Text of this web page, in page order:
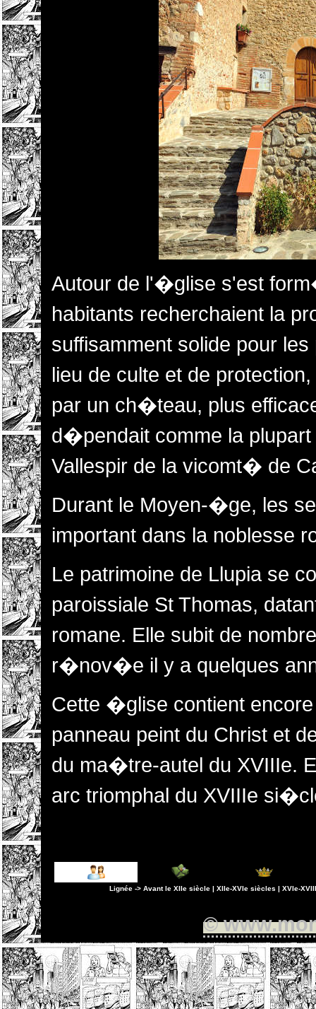
Autour de l'�glise s'est
habitants recherchaient la
suffisamment solide pour
lieu de culte et de
par un ch�teau, plus
d�pendait comme la
Vallespir de la vicomt� de
Durant le Moyen-�ge, les
important dans la noblesse
Le patrimoine de Llupia se
paroissiale St Thomas,
romane. Elle subit de
r�nov�e il y a quelques
Cette �glise contient
panneau peint du Christ et
du ma�tre-autel du XVIIIe.
arc triomphal du XVIIIe
©